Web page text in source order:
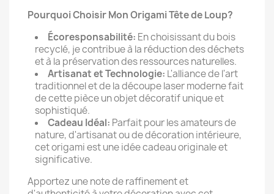
Pourquoi Choisir Mon Origami Tête de Loup?
Écoresponsabilité: En choisissant du bois
recyclé, je contribue à la réduction des déchets
et à la préservation des ressources naturelles.
Artisanat et Technologie: L'alliance de l'art
traditionnel et de la découpe laser moderne fait
de cette pièce un objet décoratif unique et
sophistiqué.
Cadeau Idéal: Parfait pour les amateurs de
nature, d'artisanat ou de décoration intérieure,
cet origami est une idée cadeau originale et
significative.
Apportez une note de raffinement et